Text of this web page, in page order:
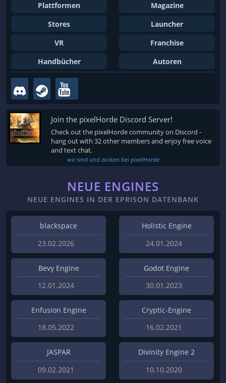
Plattformen
Magazine
Stores
Launcher
VR
Franchise
Handbücher
Autoren
Join the pixelHorde Discord Server!
Check out the pixelHorde community on Discord -
hang out with 32 other members and enjoy free voice
and text chat.
wir sind und zocken bei pixelHorde
NEUE ENGINES
NEUE ENGINES IN DER EPRISON DATENBANK
blackspace
23.02.2026
Holistic Engine
24.01.2024
Bevy Engine
12.01.2024
Godot Engine
30.01.2023
Enfusion Engine
18.05.2022
Cryptic-Engine
16.02.2021
JASPAR
09.02.2021
Divinity Engine 2
10.10.2020